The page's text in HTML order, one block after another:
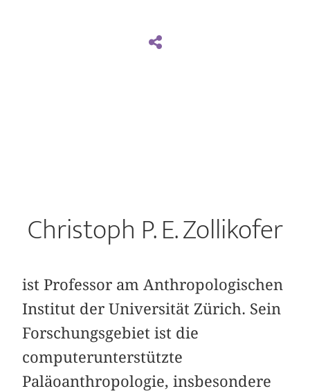
Christoph P. E. Zollikofer
ist Professor am Anthropologischen
Institut der Universität Zürich. Sein
Forschungsgebiet ist die
computerunterstützte
Paläoanthropologie, insbesondere